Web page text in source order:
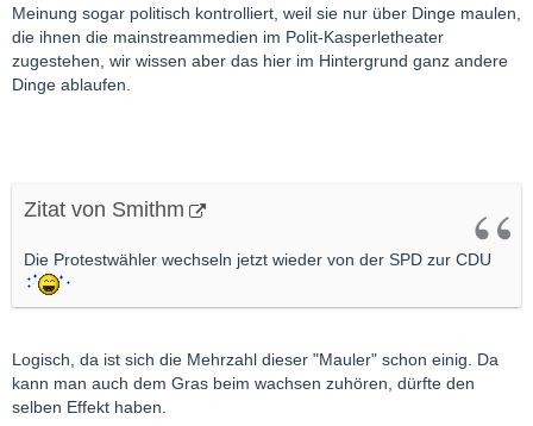
Meinung sogar politisch kontrolliert, weil sie nur über Dinge maulen,
die ihnen die mainstreammedien im Polit-Kasperletheater
zugestehen, wir wissen aber das hier im Hintergrund ganz andere
Dinge ablaufen.
Zitat von Smithm
Die Protestwähler wechseln jetzt wieder von der SPD zur CDU
Logisch, da ist sich die Mehrzahl dieser "Mauler" schon einig. Da
kann man auch dem Gras beim wachsen zuhören, dürfte den
selben Effekt haben.